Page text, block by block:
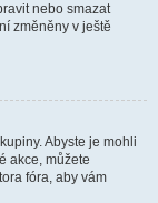
nebo smazat
změněny v ještě
Abyste je mohli
akce, můžete
fóra, aby vám